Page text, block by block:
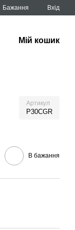
Бажання Вхід
Мій кошик
Артикул
P30CGR
В бажання